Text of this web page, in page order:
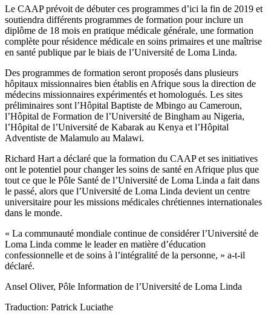
Le CAAP prévoit de débuter ces programmes d’ici la fin de 2019 et
soutiendra différents programmes de formation pour inclure un
diplôme de 18 mois en pratique médicale générale, une formation
complète pour résidence médicale en soins primaires et une maîtrise
en santé publique par le biais de l’Université de Loma Linda.
Des programmes de formation seront proposés dans plusieurs
hôpitaux missionnaires bien établis en Afrique sous la direction de
médecins missionnaires expérimentés et homologués. Les sites
préliminaires sont l’Hôpital Baptiste de Mbingo au Cameroun,
l’Hôpital de Formation de l’Université de Bingham au Nigeria,
l’Hôpital de l’Université de Kabarak au Kenya et l’Hôpital
Adventiste de Malamulo au Malawi.
Richard Hart a déclaré que la formation du CAAP et ses initiatives
ont le potentiel pour changer les soins de santé en Afrique plus que
tout ce que le Pôle Santé de l’Université de Loma Linda a fait dans
le passé, alors que l’Université de Loma Linda devient un centre
universitaire pour les missions médicales chrétiennes internationales
dans le monde.
« La communauté mondiale continue de considérer l’Université de
Loma Linda comme le leader en matière d’éducation
confessionnelle et de soins à l’intégralité de la personne, » a-t-il
déclaré.
Ansel Oliver, Pôle Information de l’Université de Loma Linda
Traduction: Patrick Luciathe